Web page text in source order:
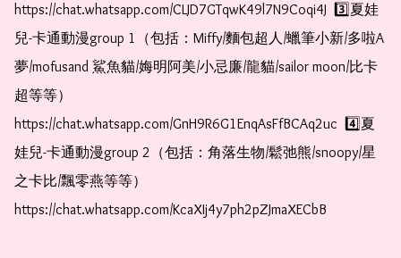
https://chat.whatsapp.com/CLJD7GTqwK49l7N9Coqi4J  3️⃣夏娃
兒-卡通動漫group 1（包括：Miffy/麵包超人/蠟筆小新/多啦A
夢/mofusand 鯊魚貓/娒明阿美/小忌廉/龍貓/sailor moon/比卡
超等等）
https://chat.whatsapp.com/GnH9R6G1EnqAsFfBCAq2uc  4️⃣夏
娃兒-卡通動漫group 2（包括：角落生物/鬆弛熊/snoopy/星
之卡比/飄零燕等等）
https://chat.whatsapp.com/KcaXIj4y7ph2pZJmaXECbB